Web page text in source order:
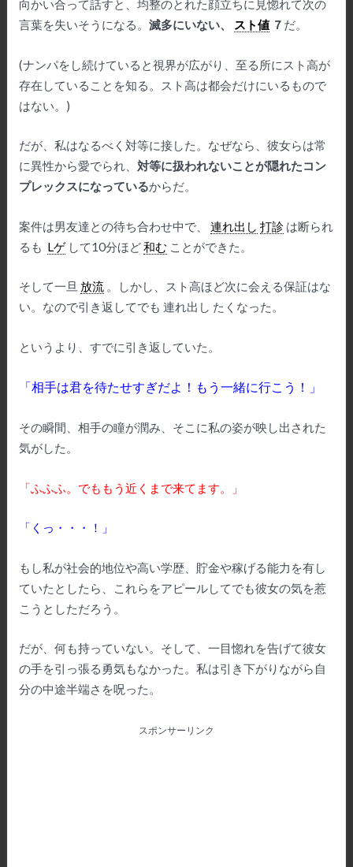
向かい合って話すと、均整のとれた顔立ちに 見惚れて次の
言葉を失いそうになる。 滅多にいない、 スト値７ だ。
(ナンパをし続けていると視界が広がり、至る所にスト高が
存在していることを知る。スト高は都会だけにいるもので
はない。)
だが、私はなるべく対等に接した。なぜなら、彼女らは常
に異性から愛でられ、 対等に扱われないことが隠れたコン
プレックスになっているからだ。
案件は男友達との待ち合わせ中で、 連れ出し 打診は断られ
るも Lゲして10分ほど和む ことができた。
そして一旦 放流。しかし、スト高ほど次に会える保証はな
い。なので引き返してでも 連れ出し たくなった。
というより、すでに引き返していた。
「相手は君を待たせすぎだよ！もう一緒に行こう！」
その瞬間、相手の瞳が潤み、そこに私の姿が映し出された
気がした。
「ふふふ。でももう近くまで来てます。」
「くっ・・・！」
もし私が社会的地位や高い学歴、貯金や稼げる能力を有し
ていたとしたら、これらをアピールしてでも彼女の気を惹
こうとしただろう。
だが、何も持っていない。そして、一目惚れを告げて彼女
の手を引っ張る勇気もなかった。私は引き下がりながら自
分の中途半端さを呪った。
スポンサーリンク